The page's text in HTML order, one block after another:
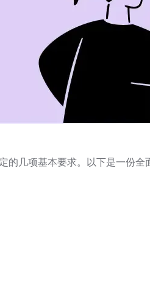
的几项基本要求。以下是一份